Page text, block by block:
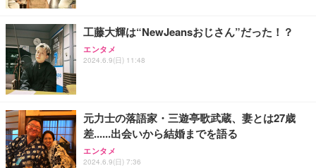
工藤大輝は“NewJeansおじさん”だった！？
エンタメ
2024.6.9(日) 11:48
元力士の落語家・三遊亭歌武蔵、妻とは27歳
差......出会いから結婚までを語る
エンタメ
2024.6.9(日) 7:36